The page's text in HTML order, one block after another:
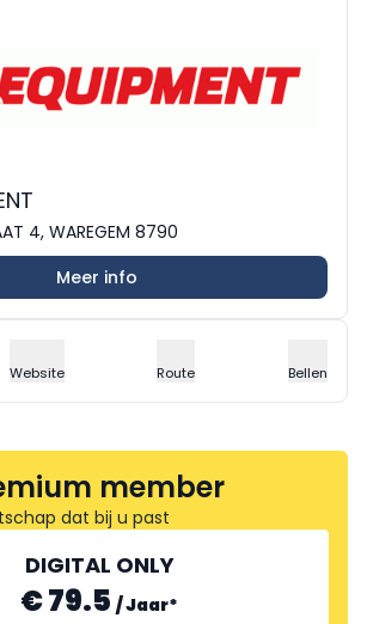
4, WAREGEM 8790
Meer info
Website Route Bellen
member
dat bij u past
DIGITAL ONLY
€ 79.5 /Jaar*